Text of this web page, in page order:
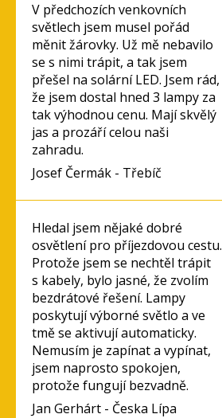
V předchozích venkovních
světlech jsem musel pořád
měnit žárovky. Už mě nebavilo
se s nimi trápit, a tak jsem
přešel na solární LED. Jsem rád,
že jsem dostal hned 3 lampy za
tak výhodnou cenu. Mají skvělý
jas a prozáří celou naši
zahradu.
Josef Čermák - Třebíč
Hledal jsem nějaké dobré
osvětlení pro příjezdovou cestu.
Protože jsem se nechtěl trápit
s kabely, bylo jasné, že zvolím
bezdrátové řešení. Lampy
poskytují výborné světlo a ve
tmě se aktivují automaticky.
Nemusím je zapínat a vypínat,
jsem naprosto spokojen,
protože fungují bezvadně.
Jan Gerhárt - Česka Lípa